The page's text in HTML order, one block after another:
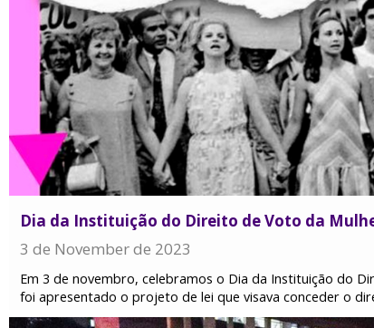
Dia da Instituição do Direito de Voto da
3 de November de 2023
Em 3 de novembro, celebramos o Dia da Instituição do
foi apresentado o projeto de lei que visava conceder o